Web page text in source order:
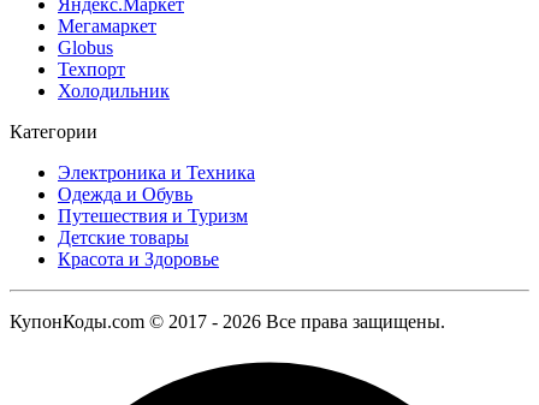
Яндекс.Маркет
Мегамаркет
Globus
Техпорт
Холодильник
Категории
Электроника и Техника
Одежда и Обувь
Путешествия и Туризм
Детские товары
Красота и Здоровье
КупонКоды.com © 2017 - 2026 Все права защищены.